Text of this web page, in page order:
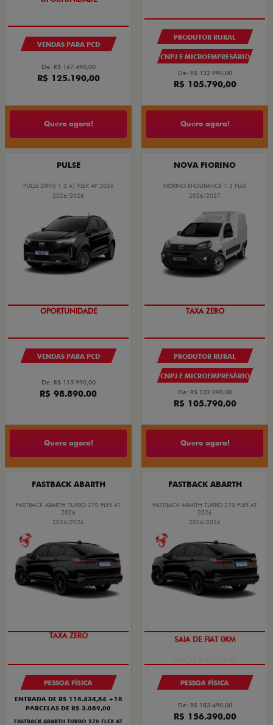
VENDAS PARA PCD
De: R$ 167.490,00
R$ 125.190,00
Quero agora!
PRODUTOR RURAL
CNPJ E MICROEMPRESÁRIO
De: R$ 132.990,00
R$ 105.790,00
Quero agora!
PULSE
PULSE DRIVE 1.3 AT FLEX 4P 2026
2026/2026
OPORTUNIDADE
VENDAS PARA PCD
De: R$ 115.990,00
R$ 98.890,00
Quero agora!
NOVA FIORINO
FIORINO ENDURANCE 1.3 FLEX
2026/2027
TAXA ZERO
PRODUTOR RURAL
CNPJ E MICROEMPRESÁRIO
De: R$ 132.990,00
R$ 105.790,00
Quero agora!
FASTBACK ABARTH
FASTBACK ABARTH TURBO 270 FLEX AT
2026
2026/2026
TAXA ZERO
PESSOA FÍSICA
ENTRADA DE R$ 118.434,84 +18
PARCELAS DE R$ 3.089,00
FASTBACK ABARTH TURBO 270 FLEX AT
FASTBACK ABARTH
FASTBACK ABARTH TURBO 270 FLEX AT
2026
2026/2026
SAIA DE FIAT 0KM
PESSOA FÍSICA
De: R$ 183.490,00
R$ 156.390,00